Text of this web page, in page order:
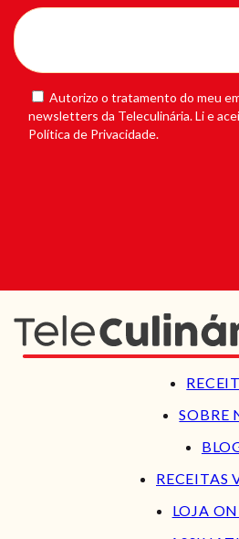
Autorizo o tratamento do meu
newsletters da Teleculinária. Li e
Política de Privacidade.
SOBRE
RECEITAS
LOJA